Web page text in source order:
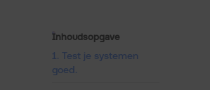
Inhoudsopgave
1. Test je systemen
goed.